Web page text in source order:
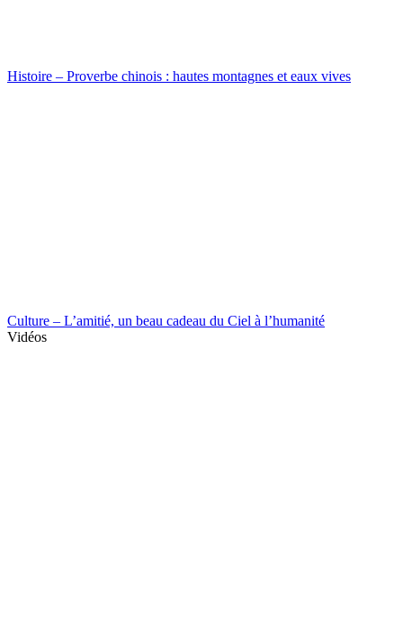
Histoire – Proverbe chinois : hautes montagnes et eaux vives
Culture – L’amitié, un beau cadeau du Ciel à l’humanité
Vidéos